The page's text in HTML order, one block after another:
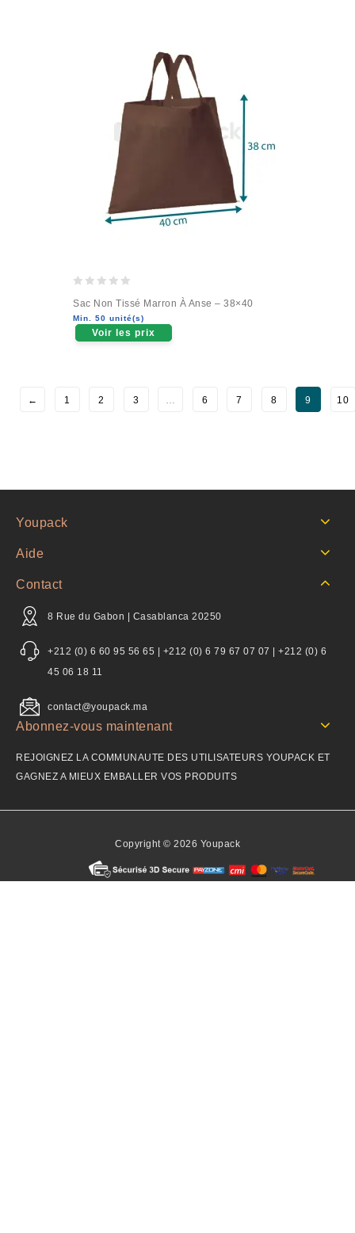
out
of
5
Sac Non Tissé Marron À Anse – 38×40
Min. 50 unité(s)
Voir les prix
← 1 2 3 … 6 7 8 9 10
Youpack
Aide
Contact
8 Rue du Gabon | Casablanca 20250
+212 (0) 6 60 95 56 65 | +212 (0) 6 79 67 07 07 | +212 (0) 6
45 06 18 11
contact@youpack.ma
Abonnez-vous maintenant
REJOIGNEZ LA COMMUNAUTE DES UTILISATEURS YOUPACK ET
GAGNEZ A MIEUX EMBALLER VOS PRODUITS
Copyright © 2026 Youpack